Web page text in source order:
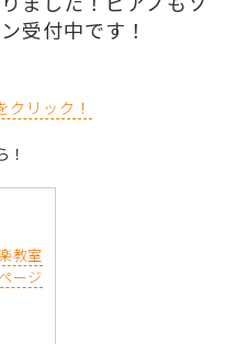
受付中です！
クリック！
！
教室
ージ